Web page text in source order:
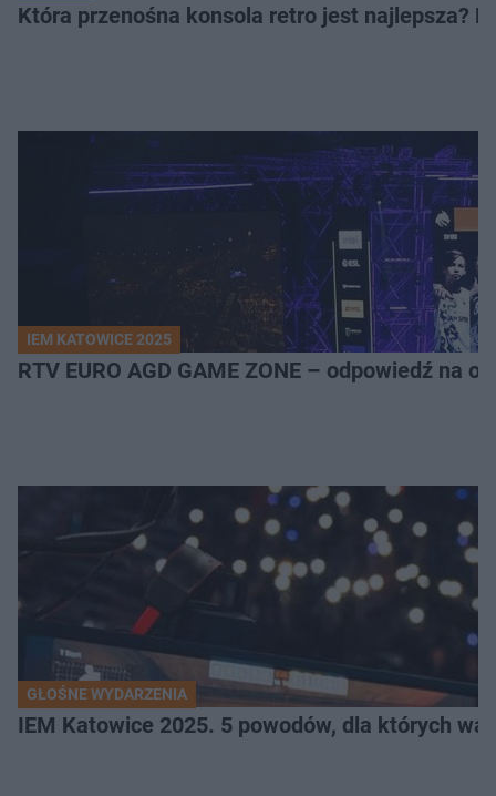
Która przenośna konsola retro jest najlepsza?
IEM KATOWICE 2025
RTV EURO AGD GAME ZONE – odpowiedź na
GŁOŚNE WYDARZENIA
IEM Katowice 2025. 5 powodów, dla których